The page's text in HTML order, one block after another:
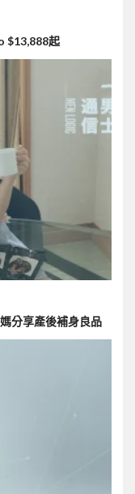
$13,888起
分享產後補身良品